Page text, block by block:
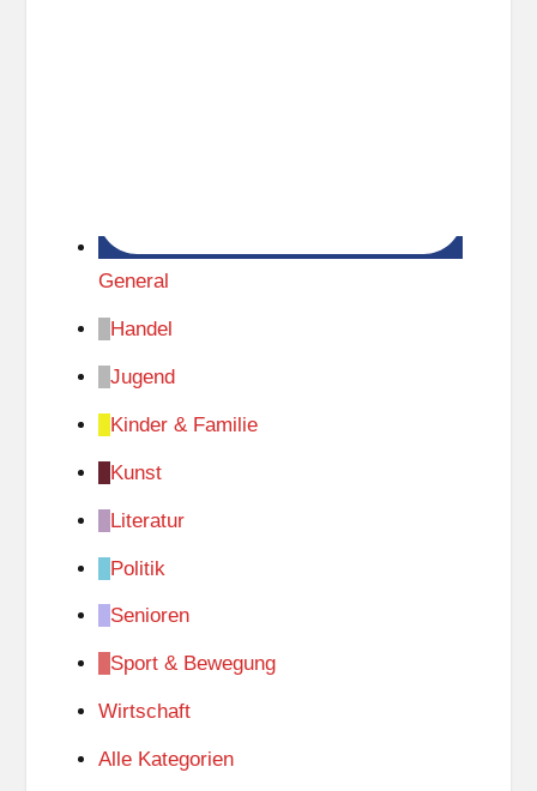
General
Handel
Jugend
Kinder & Familie
Kunst
Literatur
Politik
Senioren
Sport & Bewegung
Wirtschaft
Alle Kategorien